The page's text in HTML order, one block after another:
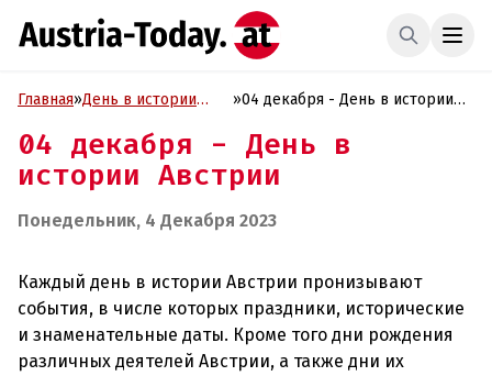
Главная»День в истории
»04 декабря - День в истории
04 декабря - День в
истории Австрии
Понедельник, 4 Декабря 2023
Каждый день в истории Австрии пронизывают
события, в числе которых праздники, исторические
и знаменательные даты. Кроме того дни рождения
различных деятелей Австрии, а также дни их